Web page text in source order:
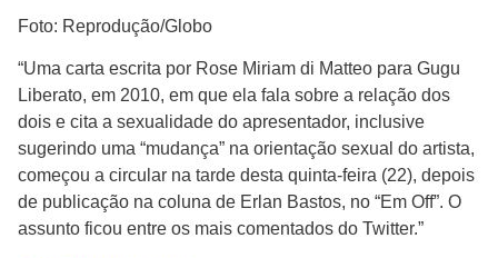
Foto: Reprodução/Globo
“Uma carta escrita por Rose Miriam di Matteo para Gugu
Liberato, em 2010, em que ela fala sobre a relação dos
dois e cita a sexualidade do apresentador, inclusive
sugerindo uma “mudança” na orientação sexual do artista,
começou a circular na tarde desta quinta-feira (22), depois
de publicação na coluna de Erlan Bastos, no “Em Off”. O
assunto ficou entre os mais comentados do Twitter.”